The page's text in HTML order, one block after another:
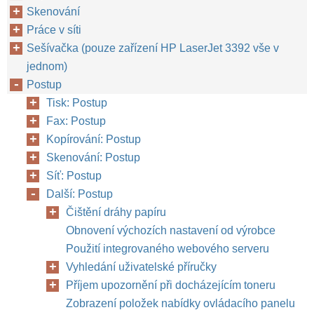
Skenování
Práce v síti
Sešívačka (pouze zařízení HP LaserJet 3392 vše v
jednom)
Postup
Tisk: Postup
Fax: Postup
Kopírování: Postup
Skenování: Postup
Síť: Postup
Další: Postup
Čištění dráhy papíru
Obnovení výchozích nastavení od výrobce
Použití integrovaného webového serveru
Vyhledání uživatelské příručky
Příjem upozornění při docházejícím toneru
Zobrazení položek nabídky ovládacího panelu